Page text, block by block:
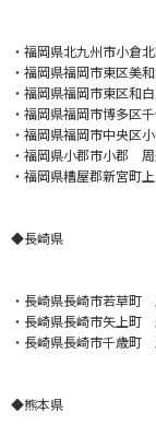
・福岡県北九州市小倉
・福岡県福岡市東区美
・福岡県福岡市東区和
・福岡県福岡市博多区
・福岡県福岡市中央区
・福岡県小郡市小郡
・福岡県糟屋郡新宮町
◆長崎県
・長崎県長崎市若草町
・長崎県長崎市矢上町
・長崎県長崎市千歳町
◆熊本県